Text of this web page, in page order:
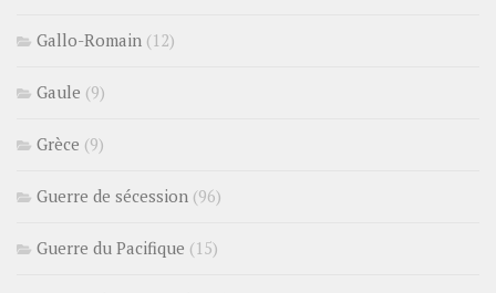
Gallo-Romain (12)
Gaule (9)
Grèce (9)
Guerre de sécession (96)
Guerre du Pacifique (15)